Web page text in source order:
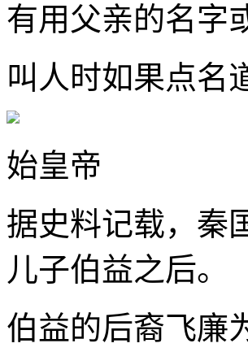
有用父亲的名字
叫人时如果点名
始皇帝
据史料记载，秦
儿子伯益之后。
伯益的后裔飞廉